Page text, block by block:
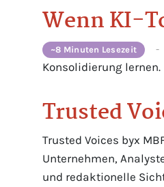
Wenn KI-
~8 Minuten Lesezeit -
Konsolidierung lernen.
Trusted
Trusted Voices byx
Unternehmen,
und redaktionelle